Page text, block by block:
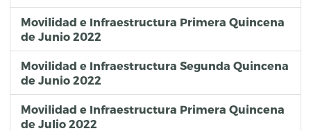
Movilidad e Infraestructura Primera Quincena
de Junio 2022
Movilidad e Infraestructura Segunda Quincena
de Junio 2022
Movilidad e Infraestructura Primera Quincena
de Julio 2022